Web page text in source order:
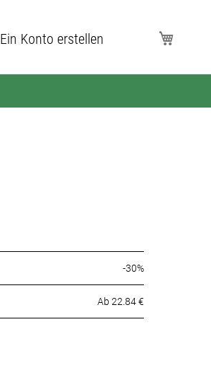
Ein Konto erstellen
-30%
Ab 22.84 €